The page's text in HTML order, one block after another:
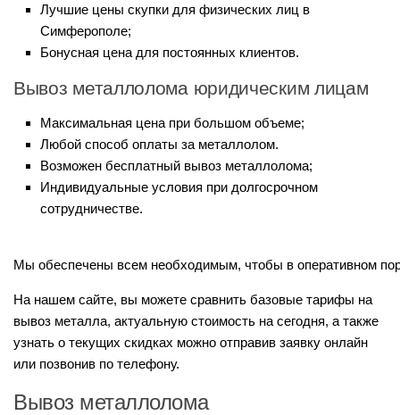
Лучшие цены скупки для физических лиц в
Симферополе;
Бонусная цена для постоянных клиентов.
Вывоз металлолома юридическим лицам
Максимальная цена при большом объеме;
Любой способ оплаты за металлолом.
Возможен бесплатный вывоз металлолома;
Индивидуальные условия при долгосрочном
сотрудничестве.
Мы обеспечены всем необходимым, чтобы в оперативном
На нашем сайте, вы можете сравнить базовые тарифы на
вывоз металла, актуальную стоимость на сегодня, а также
узнать о текущих скидках можно отправив заявку онлайн
или позвонив по телефону.
Вывоз металлолома